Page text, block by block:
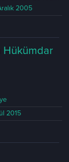
2005
Hükümdar
2015